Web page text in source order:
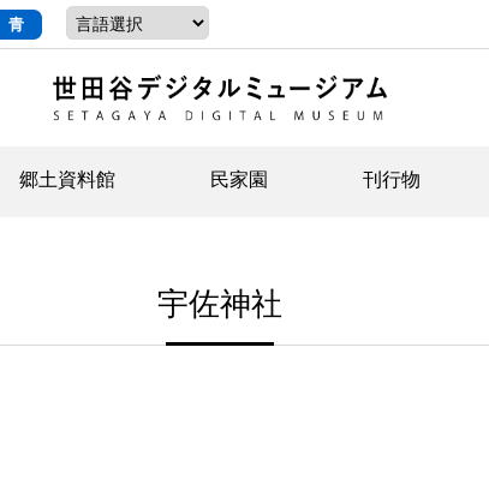
青
郷土資料館
イベント
民家園
イベント
学など）
刊行物
ジュニア講座
宇佐神社